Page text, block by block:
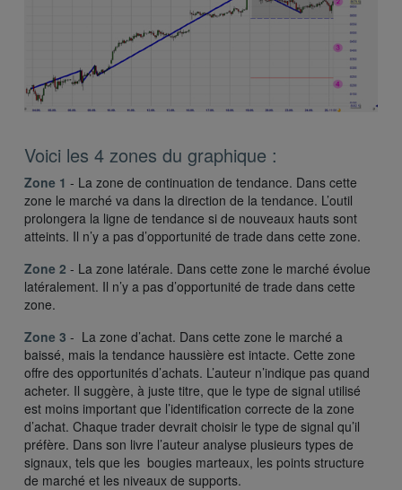
Voici les 4 zones du graphique :
Zone 1 - La zone de continuation de tendance. Dans cette
zone le marché va dans la direction de la tendance. L’outil
prolongera la ligne de tendance si de nouveaux hauts sont
atteints. Il n’y a pas d’opportunité de trade dans cette zone.
Zone 2 - La zone latérale. Dans cette zone le marché évolue
latéralement. Il n’y a pas d’opportunité de trade dans cette
zone.
Zone 3 - La zone d’achat. Dans cette zone le marché a
baissé, mais la tendance haussière est intacte. Cette zone
offre des opportunités d’achats. L’auteur n’indique pas quand
acheter. Il suggère, à juste titre, que le type de signal utilisé
est moins important que l’identification correcte de la zone
d’achat. Chaque trader devrait choisir le type de signal qu’il
préfère. Dans son livre l’auteur analyse plusieurs types de
signaux, tels que les bougies marteaux, les points structure
de marché et les niveaux de supports.